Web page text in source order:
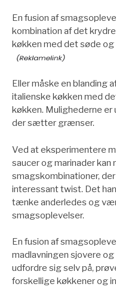
En fusion af
kombination af det
køkken med det søde
Eller måske en blanding
italienske køkken med
køkken. Mulighederne er
der sætter grænser.
Ved at eksperimentere
saucer og marinader
smagskombinationer,
interessant twist. Det
tænke anderledes og
smagsoplevelser.
En fusion af
madlavningen sjovere
udfordre sig selv på,
forskellige køkkener og